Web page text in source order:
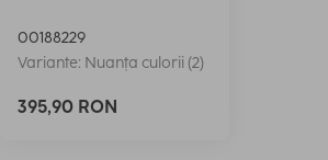
00188229
Variante: Nuanța culorii (2)
395,90 RON